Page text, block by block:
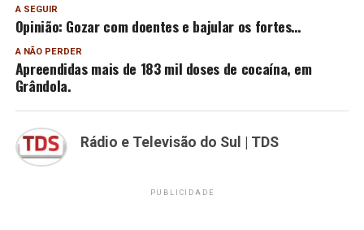
A SEGUIR
Opinião: Gozar com doentes e bajular os fortes…
A NÃO PERDER
Apreendidas mais de 183 mil doses de cocaína, em
Grândola.
Rádio e Televisão do Sul | TDS
PUBLICIDADE